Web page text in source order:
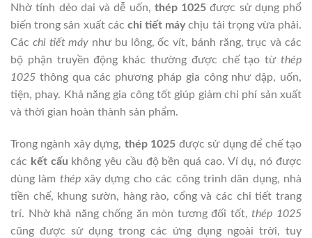
Nhờ tính dẻo dai và dễ uốn, thép 1025 được sử dụng phổ
biến trong sản xuất các chi tiết máychịu tải trọng vừa phải.
Các chi tiết máy như bu lông, ốc vít, bánh răng, trục và các
bộ phận truyền động khác thường được chế tạo từ thép
1025 thông qua các phương pháp gia công như dập, uốn,
tiện, phay. Khả năng gia công tốt giúp giảm chi phí sản xuất
và thời gian hoàn thành sản phẩm.
Trong ngành xây dựng, thép 1025 được sử dụng để chế tạo
các kết cấu không yêu cầu độ bền quá cao. Ví dụ, nó được
dùng làm thépxây dựng cho các công trình dân dụng, nhà
tiền chế, khung sườn, hàng rào, cổng và các chi tiết trang
trí. Nhờ khả năng chống ăn mòn tương đối tốt,thép 1025
cũng được sử dụng trong các ứng dụng ngoài trời, tuy